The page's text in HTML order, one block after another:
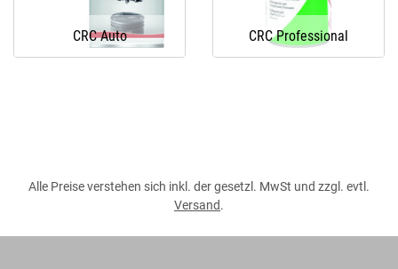
CRC Auto CRC Professional
Alle Preise verstehen sich inkl. der gesetzl. MwSt und zzgl. evtl.
Versand.